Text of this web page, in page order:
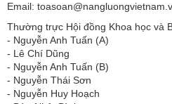
Email:
Thường trực Hội đồng Khoa học và
​​​​​​- Nguyễn Anh Tuấn (A)
- Lê Chí Dũng
- Nguyễn Anh Tuấn (B)
- Nguyễn Thái Sơn
- Nguyễn Huy Hoạch